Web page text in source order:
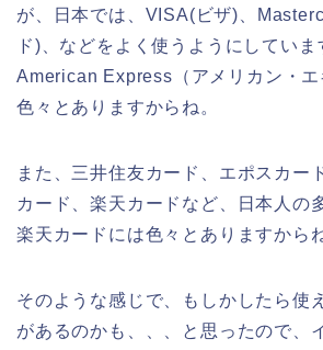
が、日本では、VISA(ビザ)、
ド)、などをよく使うようにしていま
American Express（アメリカン・
色々とありますからね。
また、三井住友カード、エポスカー
カード、楽天カードなど、日本人の
楽天カードには色々とありますから
そのような感じで、もしかしたら使
があるのかも、、、と思ったので、